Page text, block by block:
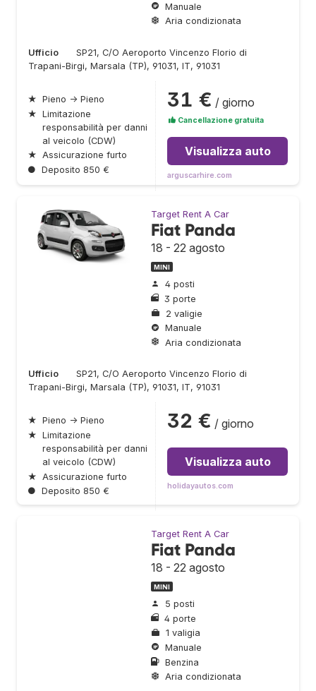
Manuale
Aria condizionata
Ufficio
SP21, C/O Aeroporto Vincenzo Florio di
Trapani-Birgi, Marsala (TP), 91031, IT, 91031
★ Pieno → Pieno
★ Limitazione
responsabilità per danni
al veicolo (CDW)
★ Assicurazione furto
● Deposito 850 €
31 € / giorno
Cancellazione gratuita
Visualizza auto
arguscarhire.com
Target Rent A Car
Fiat Panda
18 - 22 agosto
MINI
4 posti
3 porte
2 valigie
Manuale
Aria condizionata
Ufficio
SP21, C/O Aeroporto Vincenzo Florio di
Trapani-Birgi, Marsala (TP), 91031, IT, 91031
★ Pieno → Pieno
★ Limitazione
responsabilità per danni
al veicolo (CDW)
★ Assicurazione furto
● Deposito 850 €
32 € / giorno
Visualizza auto
holidayautos.com
Target Rent A Car
Fiat Panda
18 - 22 agosto
MINI
5 posti
4 porte
1 valigia
Manuale
Benzina
Aria condizionata